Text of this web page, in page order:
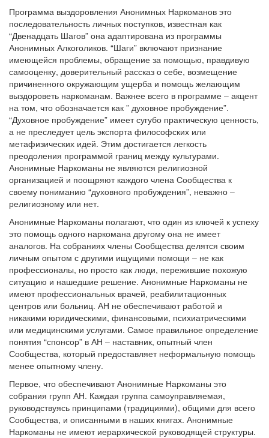
Программа выздоровления Анонимных Наркоманов это
последовательность личных поступков, известная как
“Двенадцать Шагов” она адаптирована из программы
Анонимных Алкоголиков. “Шаги” включают признание
имеющейся проблемы, обращение за помощью, правдивую
самооценку, доверительный рассказ о себе, возмещение
причиненного окружающим ущерба и помощь желающим
выздороветь наркоманам. Важнее всего в программе – акцент
на том, что обозначается как ” духовное пробуждение”.
“Духовное пробуждение” имеет сугубо практическую ценность,
а не преследует цель экспорта философских или
метафизических идей. Этим достигается легкость
преодоления программой границ между культурами.
Анонимные Наркоманы не являются религиозной
организацией и поощряют каждого члена Сообщества к
своему пониманию “духовного пробуждения”, неважно –
религиозному или нет.
Анонимные Наркоманы полагают, что один из ключей к успеху
это помощь одного наркомана другому она не имеет
аналогов. На собраниях члены Сообщества делятся своим
личным опытом с другими ищущими помощи – не как
профессионалы, но просто как люди, пережившие похожую
ситуацию и нашедшие решение. Анонимные Наркоманы не
имеют профессиональных врачей, реабилитационных
центров или больниц. АН не обеспечивают работой и
никакими юридическими, финансовыми, психиатрическими
или медицинскими услугами. Самое правильное определение
понятия “спонсор” в АН – наставник, опытный член
Сообщества, который предоставляет неформальную помощь
менее опытному члену.
Первое, что обеспечивают Анонимные Наркоманы это
собрания групп АН. Каждая группа самоуправляемая,
руководствуясь принципами (традициями), общими для всего
Сообщества, и описанными в наших книгах. Анонимные
Наркоманы не имеют иерархической руководящей структуры.